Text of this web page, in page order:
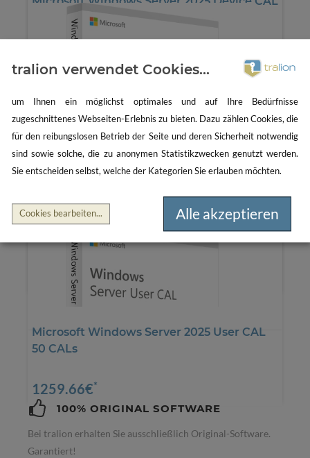
25 CALs
924.37€
Microsoft Windows Server 2025 Device CAL
1680.59€*
Microsoft Windows Server 2025 User CAL
50 CALs
1259.66€*
100% ORIGINAL SOFTWARE
Bei tralion erhalten Sie ausschließlich Original-Software.
Garantiert!
tralion verwendet Cookies...
um Ihnen ein möglichst optimales und auf Ihre Bedürfnisse
zugeschnittenes Webseiten-Erlebnis zu bieten. Dazu zählen Cookies, die
für den reibungslosen Betrieb der Seite und deren Sicherheit notwendig
sind sowie solche, die zu anonymen Statistikzwecken genutzt werden.
Sie entscheiden selbst, welche der Kategorien Sie erlauben möchten.
Cookies bearbeiten... Alle akzeptieren